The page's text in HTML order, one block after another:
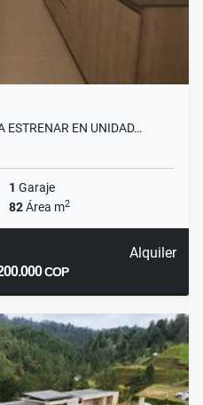
ESTRENAR EN UNIDAD…
1 Garaje
82Área m2
Alquiler
COP